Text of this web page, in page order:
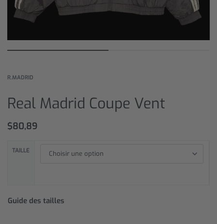
R.MADRID
Real Madrid Coupe Vent
$80,89
TAILLE
Guide des tailles